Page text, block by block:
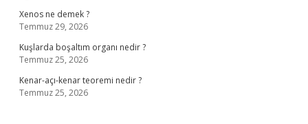
Xenos ne demek ?
Temmuz 29, 2026
Kuşlarda boşaltım organı nedir ?
Temmuz 25, 2026
Kenar-açı-kenar teoremi nedir ?
Temmuz 25, 2026